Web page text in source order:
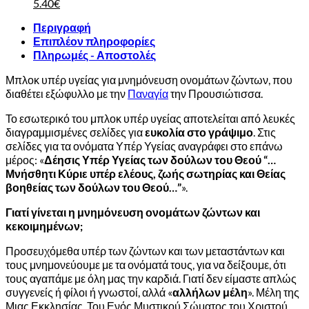
was:
6.00€.
5.40€
τιμή
είναι:
5.40€.
Περιγραφή
Επιπλέον πληροφορίες
Πληρωμές - Αποστολές
Μπλοκ υπέρ υγείας για μνημόνευση ονομάτων ζώντων, που
διαθέτει εξώφυλλο με την Παναγίατην Προυσιώτισσα.
Το εσωτερικό του μπλοκ υπέρ υγείας αποτελείται από λευκές
διαγραμμισμένες σελίδες γιαευκολία στο γράψιμο . Στις
σελίδες για τα ονόματα Υπέρ Υγείας αναγράφει στο επάνω
μέρος: «Δέησις Υπέρ Υγείας των δούλων του Θεού “…
Μνήσθητι Κύριε υπέρ ελέους, ζωής σωτηρίας και Θείας
βοηθείας των δούλων του Θεού…”».
Γιατί γίνεται η μνημόνευση ονομάτων ζώντων και
κεκοιμημένων;
Προσευχόμεθα υπέρ των ζώντων και των μεταστάντων και
τους μνημονεύουμε με τα ονόματά τους, για να δείξουμε, ότι
τους αγαπάμε με όλη μας την καρδιά. Γιατί δεν είμαστε απλώς
συγγενείς ή φίλοι ή γνωστοί, αλλά «αλλήλων μέλη». Μέλη της
Μιας Εκκλησίας. Του Ενός Μυστικού Σώματος του Χριστού.